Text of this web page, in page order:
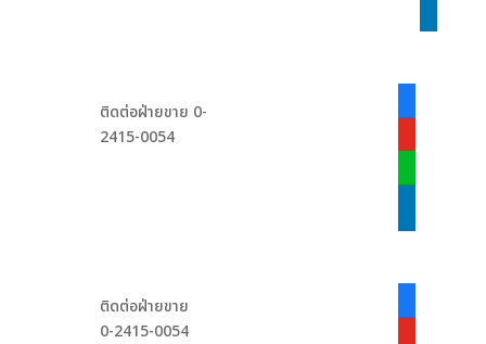
ติดต่อฝ่ายขาย 0-
2415-0054
ติดต่อฝ่ายขาย
0-2415-0054